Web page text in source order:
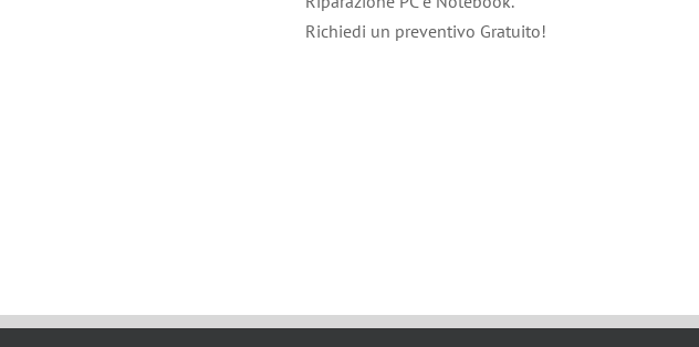
Richiedi un preventivo Gratuito!